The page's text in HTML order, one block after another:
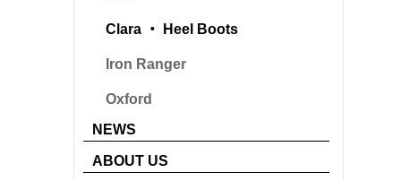
Clara ‧ Heel Boots
Iron Ranger
Oxford
NEWS
ABOUT US